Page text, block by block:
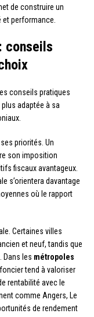
de construire un
performance.
conseils
conseils pratiques
adaptée à sa
priorités. Un
son imposition
fiscaux avantageux.
s’orientera davantage
où le rapport
Certaines villes
et neuf, tandis que
Dans les métropoles
tend à valoriser
rentabilité avec le
comme Angers, Le
de rendement